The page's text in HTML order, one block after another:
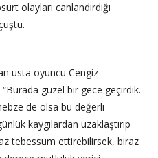
olayları canlandırdığı
usta oyuncu Cengiz
“Burada güzel bir gece geçirdik.
de olsa bu değerli
kaygılardan uzaklaştırıp
tebessüm ettirebilirsek, biraz